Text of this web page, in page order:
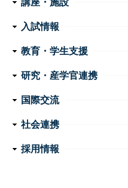
フ
タ
ー
ナ
ビ
ゲ
ー
医学科
看護学科
附属病院
センター・施設等
入試情報
医学部 医学科・看護学科
大学院医学系研究科
大学案内
イベント
お問い合わせ
教育・学生支援
教育
学生生活
特色ある教育プログラム
諸手続・諸証明
学生相談
研究・産学官連携
産学官連携
重点プロジェクト・研究成果
研究支援
研究公正
国際交流
外国人留学生の手引き
国際交流会館
社会連携
公開講座
高大連携
地域医療教育研究拠点
震災支援
採用情報